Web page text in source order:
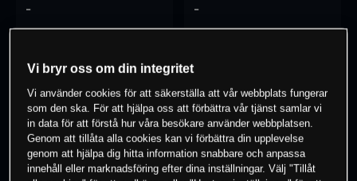
- -
- -
0% av kunderna har enposition i detta
instrument
Vi bryr oss om din integritet
Vi använder cookies för att säkerställa att vår webbplats fungerar
som den ska. För att hjälpa oss att förbättra vår tjänst samlar vi
in data för att förstå hur våra besökare använder webbplatsen.
Genom att tillåta alla cookies kan vi förbättra din upplevelse
genom att hjälpa dig hitta information snabbare och anpassa
innehåll eller marknadsföring efter dina inställningar. Välj "Tillåt